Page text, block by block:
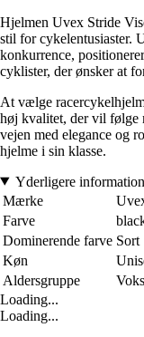
Hjelmen Uvex Stride
stil for cykelentusiaster.
konkurrence,
cyklister, der ønsker at
At vælge
høj kvalitet, der vil følge
vejen med elegance og
hjelme i sin klasse.
Yderligere information
Mærke
Farve
Dominerende farve Sort
Køn
Aldersgruppe
Loading...
Loading...